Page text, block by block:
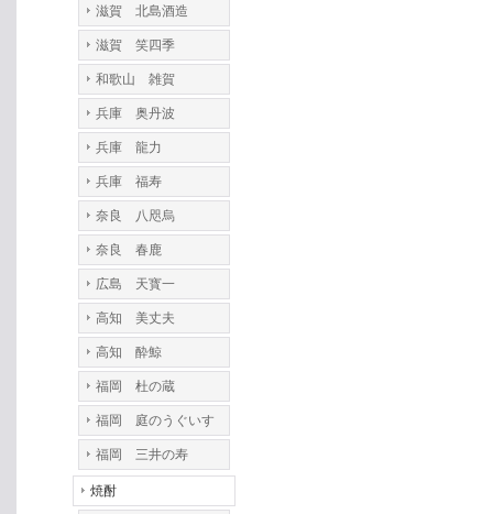
滋賀 北島酒造
滋賀 笑四季
和歌山 雑賀
兵庫 奥丹波
兵庫 龍力
兵庫 福寿
奈良 八咫烏
奈良 春鹿
広島 天寳一
高知 美丈夫
高知 酔鯨
福岡 杜の蔵
福岡 庭のうぐいす
福岡 三井の寿
焼酎